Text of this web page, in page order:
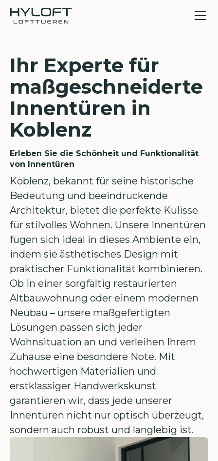
Ihr Experte für
maßgeschneiderte
Innentüren in
Koblenz
Erleben Sie die Schönheit und Funktionalität
von Innentüren
Koblenz, bekannt für seine historische
Bedeutung und beeindruckende
Architektur, bietet die perfekte Kulisse
für stilvolles Wohnen. Unsere Innentüren
fügen sich ideal in dieses Ambiente ein,
indem sie ästhetisches Design mit
praktischer Funktionalität kombinieren.
Ob in einer sorgfältig restaurierten
Altbauwohnung oder einem modernen
Neubau – unsere maßgefertigten
Lösungen passen sich jeder
Wohnsituation an und verleihen Ihrem
Zuhause eine besondere Note. Mit
hochwertigen Materialien und
erstklassiger Handwerkskunst
garantieren wir, dass jede unserer
Innentüren nicht nur optisch überzeugt,
sondern auch robust und langlebig ist.